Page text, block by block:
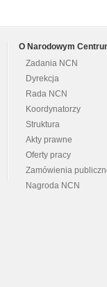
O Narodowym
Zadania NCN
Dyrekcja
Rada NCN
Koordynatorzy
Struktura
Akty prawne
Oferty pracy
Zamówienia
Nagroda NCN